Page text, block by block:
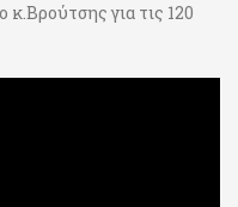
για τις 120